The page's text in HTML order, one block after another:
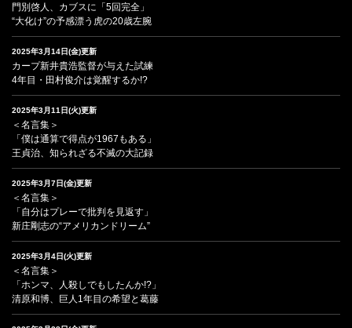
門別啓人、カブスに「5回完全」
“大化け”の予感漂う虎の20歳左腕
2025年3月14日(金)更新
カープ新井貴浩監督が与えた試練
4年目・田村俊介は覚醒するか!?
2025年3月11日(火)更新
＜名言集＞
「僕は通算で得点が1967もある」
王貞治、知られざる不滅の大記録
2025年3月7日(金)更新
＜名言集＞
「自分はプレーで批判を見返す」
新庄剛志の“アメリカンドリーム”
2025年3月4日(火)更新
＜名言集＞
「ホンマ、人殺しでもしたんか!?」
清原和博、巨人1年目の希望と葛藤